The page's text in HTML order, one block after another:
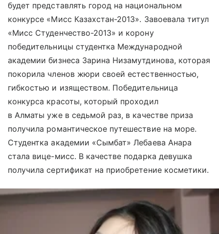
будет представлять город на национальном
конкурсе «Мисс Казахстан-2013». Завоевала титул
«Мисс Студенчество-2013» и корону
победительницы студентка Международной
академии бизнеса Зарина Низамутдинова, которая
покорила членов жюри своей естественностью,
гибкостью и изяществом. Победительница
конкурса красоты, который проходил
в Алматы уже в седьмой раз, в качестве приза
получила романтическое путешествие на море.
Студентка академии «Сымбат» Лебаева Анара
стала вице-мисс. В качестве подарка девушка
получила сертификат на приобретение косметики.